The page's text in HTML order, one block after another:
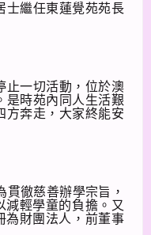
士繼任東蓮覺苑苑長
止一切活動，位於澳
是時苑內同人生活艱
方奔走，大家終能安
徹慈善辦學宗旨，
減輕學童的負擔。又
為財團法人，前董事